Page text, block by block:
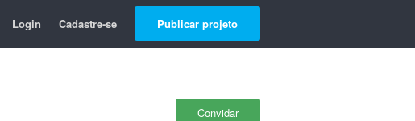
Login Cadastre-se Publicar projeto
Convidar